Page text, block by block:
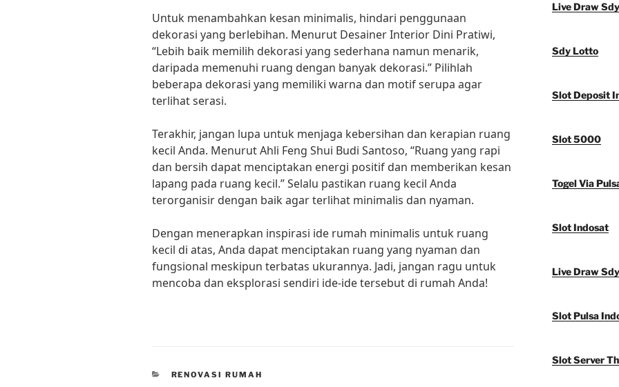
Untuk menambahkan kesan minimalis, hindari penggunaan
dekorasi yang berlebihan. Menurut Desainer Interior Dini Pratiwi,
“Lebih baik memilih dekorasi yang sederhana namun menarik,
daripada memenuhi ruang dengan banyak dekorasi.” Pilihlah
beberapa dekorasi yang memiliki warna dan motif serupa agar
terlihat serasi.
Terakhir, jangan lupa untuk menjaga kebersihan dan kerapian ruang
kecil Anda. Menurut Ahli Feng Shui Budi Santoso, “Ruang yang rapi
dan bersih dapat menciptakan energi positif dan memberikan kesan
lapang pada ruang kecil.” Selalu pastikan ruang kecil Anda
terorganisir dengan baik agar terlihat minimalis dan nyaman.
Dengan menerapkan inspirasi ide rumah minimalis untuk ruang
kecil di atas, Anda dapat menciptakan ruang yang nyaman dan
fungsional meskipun terbatas ukurannya. Jadi, jangan ragu untuk
mencoba dan eksplorasi sendiri ide-ide tersebut di rumah Anda!
CATEGORIES
RENOVASI RUMAH
Live Draw Sdy
Sdy Lotto
Slot Deposit
Slot 5000
Togel Via
Slot Indosat
Live Draw Sdy
Slot Pulsa
Slot Server